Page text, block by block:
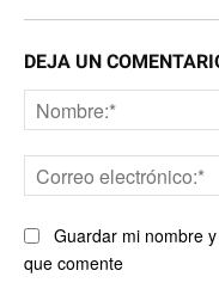
DEJA UN
Guardar mi nombre
que comente